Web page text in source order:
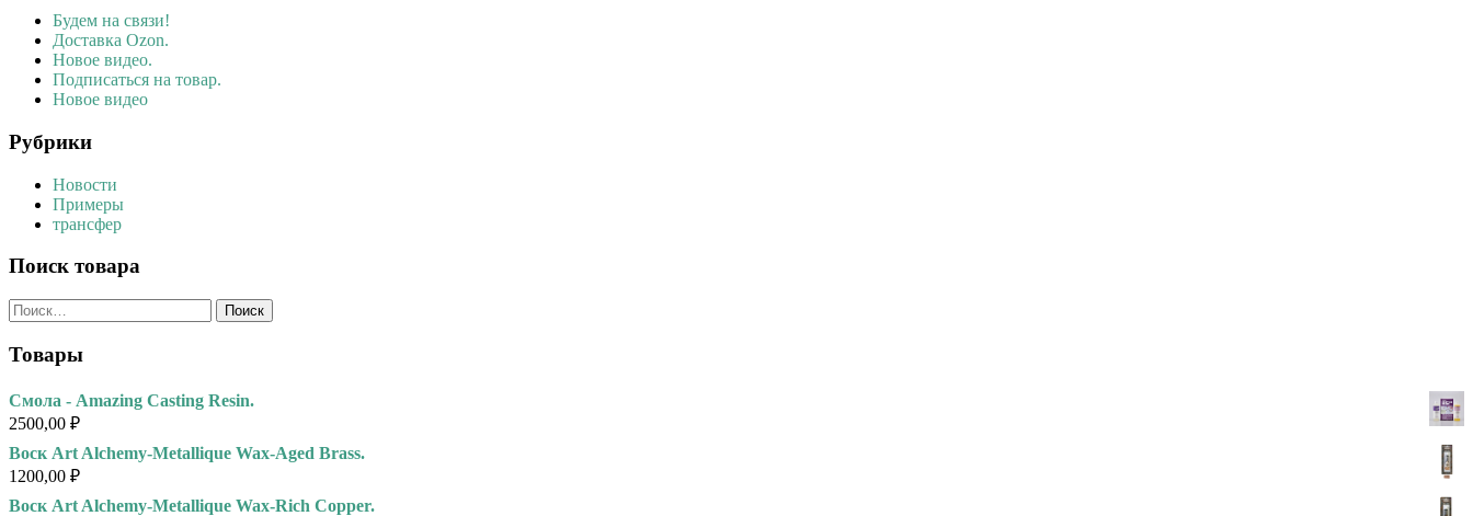
Будем на связи!
Доставка Ozon.
Новое видео.
Подписаться на товар.
Новое видео
Рубрики
Новости
Примеры
трансфер
Поиск товара
Найти:
Товары
Смола - Amazing Casting Resin.
2500,00 ₽
Воск Art Alchemy-Metallique Wax-Aged Brass.
1200,00 ₽
Воск Art Alchemy-Metallique Wax-Rich Copper.